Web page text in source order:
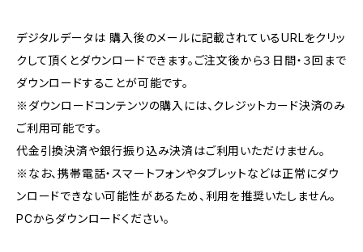
デジタルデータは 購入後のメールに記載されているURLをクリッ
クして頂くとダウンロードできます。ご注文後から３日間・３回まで
ダウンロードすることが可能です。
※ダウンロードコンテンツの購入には、クレジットカード決済のみ
ご利用可能です。
代金引換決済や銀行振り込み決済はご利用いただけません。
※なお、携帯電話・スマートフォンやタブレットなどは正常にダウ
ンロードできない可能性があるため、利用を推奨いたしません。
PCからダウンロードください。